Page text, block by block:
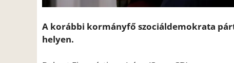
A korábbi kormányfő szociáldemokrata
helyen.